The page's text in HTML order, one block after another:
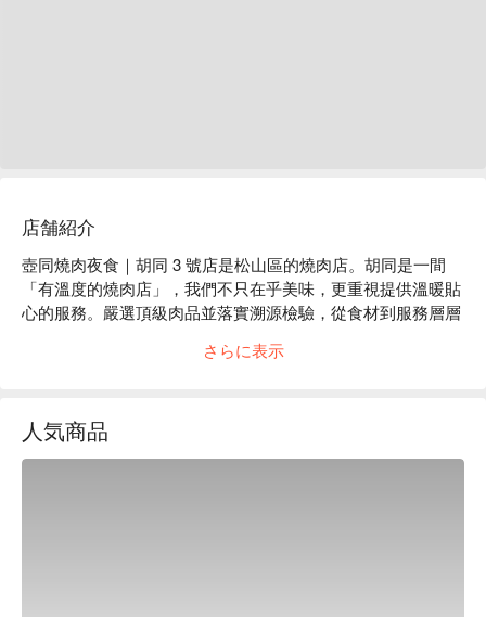
店舗紹介
壺同燒肉夜食｜胡同 3 號店是松山區的燒肉店。胡同是一間
「有溫度的燒肉店」，我們不只在乎美味，更重視提供溫暖貼
心的服務。嚴選頂級肉品並落實溯源檢驗，從食材到服務層層
壺同燒肉夜食｜胡同 3 號店推薦：肉品皆由中央廚房低溫處
理、職人修清到當日配送，全程嚴格把關。烤網一次即換，只
さらに表示
人気商品